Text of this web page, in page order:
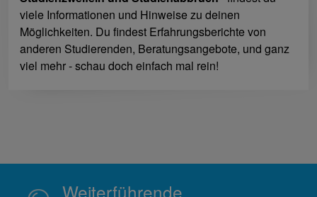
viele Informationen und Hinweise zu deinen
Möglichkeiten. Du findest Erfahrungsberichte von
anderen Studierenden, Beratungsangebote, und ganz
viel mehr - schau doch einfach mal rein!
Weiterführende